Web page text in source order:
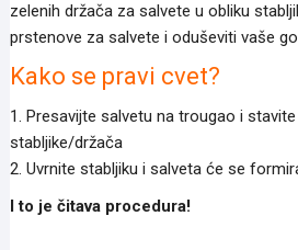
zelenih držača za salvete u obliku
prstenove za salvete i oduševiti vaše
Kako se pravi cvet?
1. Presavijte salvetu na trougao i
stabljike/držača
2. Uvrnite stabljiku i salveta će se
I to je čitava procedura!